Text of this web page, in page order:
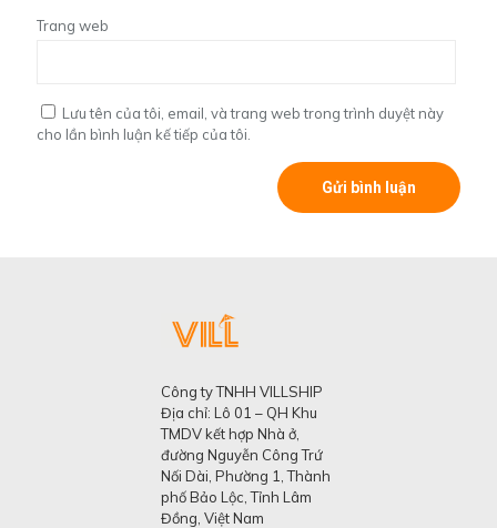
Trang web
Lưu tên của tôi, email, và trang web trong trình duyệt này
cho lần bình luận kế tiếp của tôi.
Công ty TNHH VILLSHIP
Địa chỉ: Lô 01 – QH Khu
TMDV kết hợp Nhà ở,
đường Nguyễn Công Trứ
Nối Dài, Phường 1, Thành
phố Bảo Lộc, Tỉnh Lâm
Đồng, Việt Nam